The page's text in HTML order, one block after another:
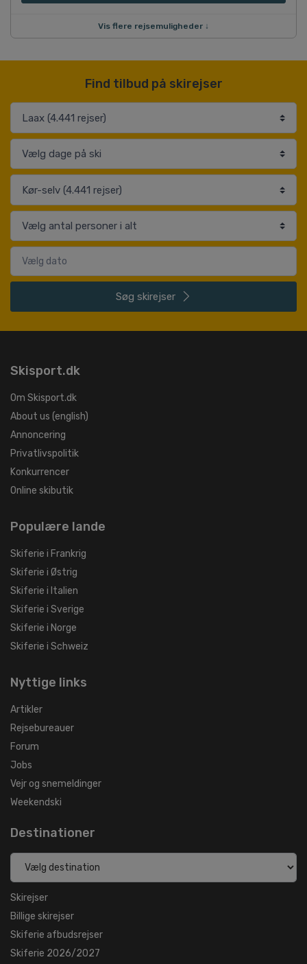
Vis flere rejsemuligheder ↓
Find tilbud på skirejser
Søg skirejser
Skisport.dk
Om Skisport.dk
About us (english)
Annoncering
Privatlivspolitik
Konkurrencer
Online skibutik
Populære lande
Skiferie i Frankrig
Skiferie i Østrig
Skiferie i Italien
Skiferie i Sverige
Skiferie i Norge
Skiferie i Schweiz
Nyttige links
Artikler
Rejsebureauer
Forum
Jobs
Vejr og snemeldinger
Weekendski
Destinationer
Skirejser
Billige skirejser
Skiferie afbudsrejser
Skiferie 2026/2027